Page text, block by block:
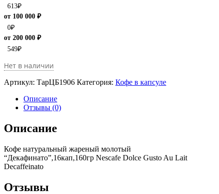
613₽
от 100 000 ₽
0₽
от 200 000 ₽
549₽
Нет в наличии
Артикул: ТарЦБ1906 Категория: Кофе в капсуле
Описание
Отзывы (0)
Описание
Кофе натуральный жареный молотый
“Декафинато”,16кап,160гр Nescafe Dolce Gusto Au Lait
Decaffeinato
Отзывы